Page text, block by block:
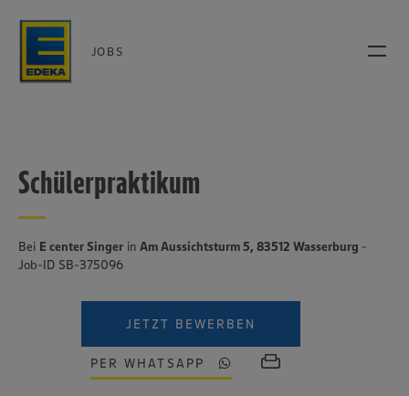
JOBS
Schülerpraktikum
Bei E center Singer in Am Aussichtsturm 5, 83512 Wasserburg -
Job-ID SB-375096
JETZT BEWERBEN
PER WHATSAPP